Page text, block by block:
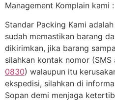
Management Komplain kami :
Standar Packing Kami
sudah memastikan barang
dikirimkan, jika barang
silahkan kontak nomor (SMS
0830) walaupun itu
ekspedisi, silahkan di
Sopan demi menjaga